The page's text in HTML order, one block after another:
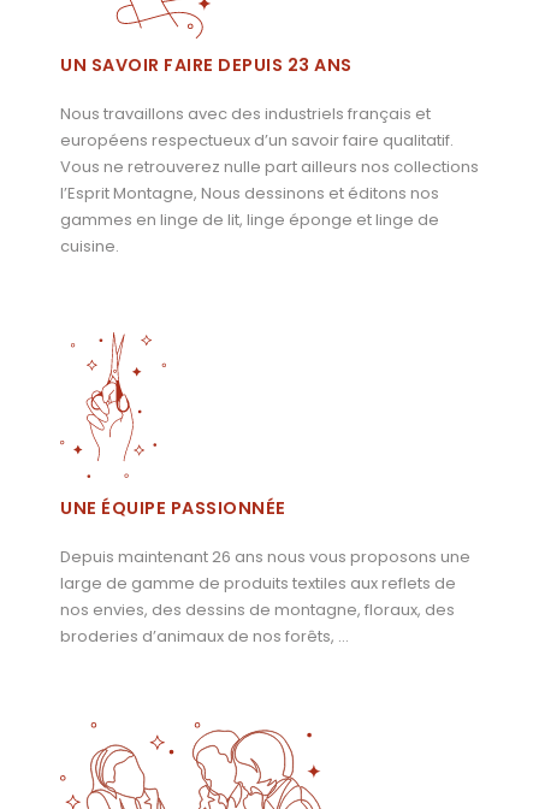
UN SAVOIR FAIRE DEPUIS 23 ANS
Nous travaillons avec des industriels français et
européens respectueux d’un savoir faire qualitatif.
Vous ne retrouverez nulle part ailleurs nos collections
l’Esprit Montagne, Nous dessinons et éditons nos
gammes en linge de lit, linge éponge et linge de
cuisine.
UNE ÉQUIPE PASSIONNÉE
Depuis maintenant 26 ans nous vous proposons une
large de gamme de produits textiles aux reflets de
nos envies, des dessins de montagne, floraux, des
broderies d’animaux de nos forêts, …